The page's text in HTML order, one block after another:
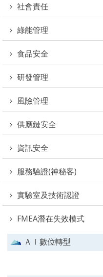
社會責任
綠能管理
食品安全
研發管理
風險管理
供應鏈安全
資訊安全
服務驗證(神秘客)
實驗室及技術認證
FMEA潛在失效模式
ＡＩ數位轉型